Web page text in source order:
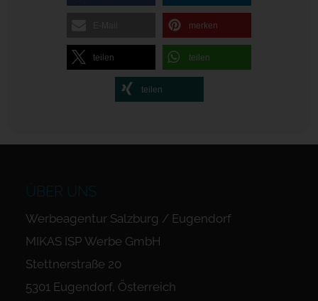
merken
teilen teilen
teilen
ÜBER UNS
Werbeagentur Salzburg / Eugendorf
MIKAS ISP Werbe GmbH
Stettnerstraße 20
5301 Eugendorf, Österreich